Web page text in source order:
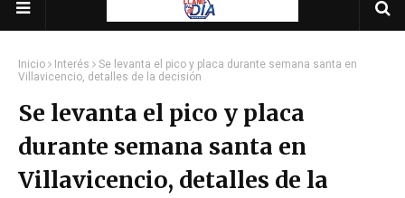
Inicio Interés
Se levanta el pico y placa durante semana santa en
Villavicencio, detalles de la decisión
Se levanta el pico y placa
durante semana santa en
Villavicencio, detalles de la